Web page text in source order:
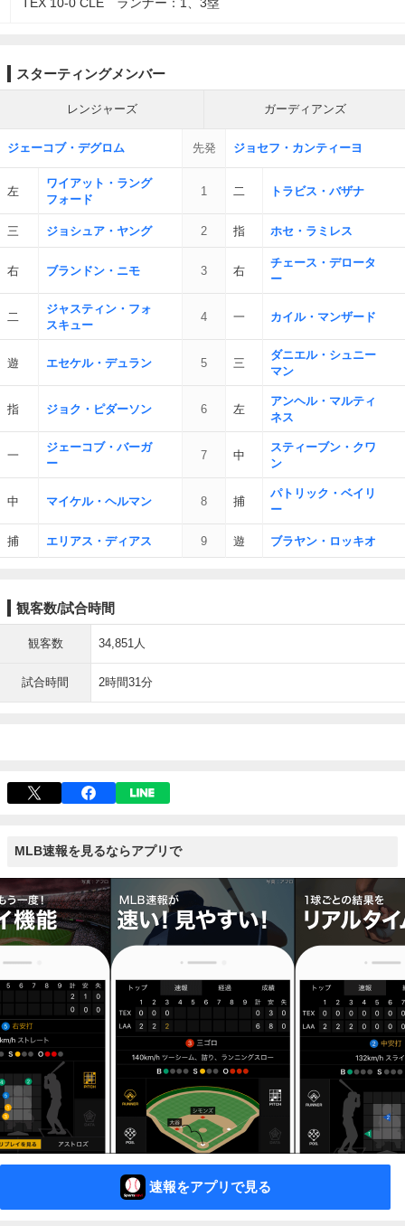
スターティングメンバー
レンジャーズ ガーディアンズ
ジェーコブ・デグロム 先発 ジョセフ・カンティーヨ
左
ワイアット・ラング
フォード
1 二 トラビス・バザナ
三 ジョシュア・ヤング 2 指 ホセ・ラミレス
右 ブランドン・ニモ 3 右
チェース・デロータ
ー
二
ジャスティン・フォ
スキュー
4 一 カイル・マンザード
遊 エセケル・デュラン 5 三
ダニエル・シュニー
マン
指 ジョク・ピダーソン 6 左
アンヘル・マルティ
ネス
一
ジェーコブ・バーガ
ー
7 中
スティーブン・クワ
ン
中 マイケル・ヘルマン 8 捕
パトリック・ベイリ
ー
捕 エリアス・ディアス 9 遊 ブラヤン・ロッキオ
観客数/試合時間
観客数 34,851人
試合時間 2時間31分
MLB速報を見るならアプリで
速報をアプリで見る